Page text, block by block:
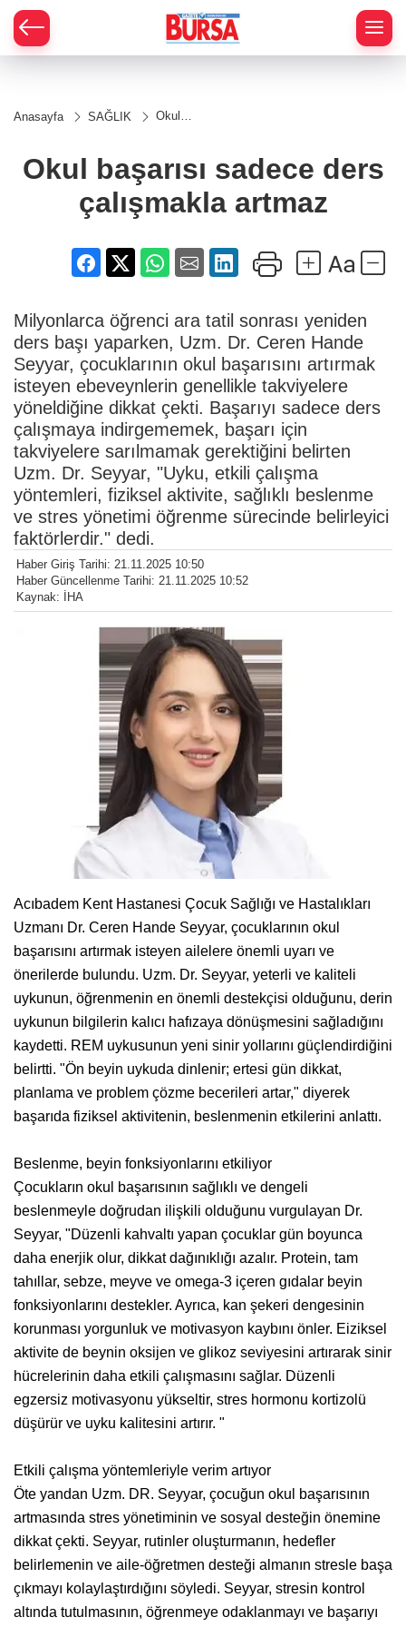
Anasayfa SAĞLIK
Okul
çalışmakla
Okul başarısı sadece ders
çalışmakla artmaz
Milyonlarca öğrenci ara tatil sonrası yeniden
ders başı yaparken, Uzm. Dr. Ceren Hande
Seyyar, çocuklarının okul başarısını artırmak
isteyen ebeveynlerin genellikle takviyelere
yöneldiğine dikkat çekti. Başarıyı sadece ders
çalışmaya indirgememek, başarı için
takviyelere sarılmamak gerektiğini belirten
Uzm. Dr. Seyyar, "Uyku, etkili çalışma
yöntemleri, fiziksel aktivite, sağlıklı beslenme
ve stres yönetimi öğrenme sürecinde belirleyici
faktörlerdir." dedi.
Haber Giriş Tarihi: 21.11.2025 10:50
Haber Güncellenme Tarihi: 21.11.2025 10:52
Kaynak: İHA
Acıbadem Kent Hastanesi Çocuk Sağlığı ve Hastalıkları
Uzmanı Dr. Ceren Hande Seyyar, çocuklarının okul
başarısını artırmak isteyen ailelere önemli uyarı ve
önerilerde bulundu. Uzm. Dr. Seyyar, yeterli ve kaliteli
uykunun, öğrenmenin en önemli destekçisi olduğunu, derin
uykunun bilgilerin kalıcı hafızaya dönüşmesini sağladığını
kaydetti. REM uykusunun yeni sinir yollarını güçlendirdiğini
belirtti. "Ön beyin uykuda dinlenir; ertesi gün dikkat,
planlama ve problem çözme becerileri artar," diyerek
başarıda fiziksel aktivitenin, beslenmenin etkilerini anlattı.
Beslenme, beyin fonksiyonlarını etkiliyor
Çocukların okul başarısının sağlıklı ve dengeli
beslenmeyle doğrudan ilişkili olduğunu vurgulayan Dr.
Seyyar, "Düzenli kahvaltı yapan çocuklar gün boyunca
daha enerjik olur, dikkat dağınıklığı azalır. Protein, tam
tahıllar, sebze, meyve ve omega-3 içeren gıdalar beyin
fonksiyonlarını destekler. Ayrıca, kan şekeri dengesinin
korunması yorgunluk ve motivasyon kaybını önler. Eiziksel
aktivite de beynin oksijen ve glikoz seviyesini artırarak sinir
hücrelerinin daha etkili çalışmasını sağlar. Düzenli
egzersiz motivasyonu yükseltir, stres hormonu kortizolü
düşürür ve uyku kalitesini artırır. "
Etkili çalışma yöntemleriyle verim artıyor
Öte yandan Uzm. DR. Seyyar, çocuğun okul başarısının
artmasında stres yönetiminin ve sosyal desteğin önemine
dikkat çekti. Seyyar, rutinler oluşturmanın, hedefler
belirlemenin ve aile-öğretmen desteği almanın stresle başa
çıkmayı kolaylaştırdığını söyledi. Seyyar, stresin kontrol
altında tutulmasının, öğrenmeye odaklanmayı ve başarıyı